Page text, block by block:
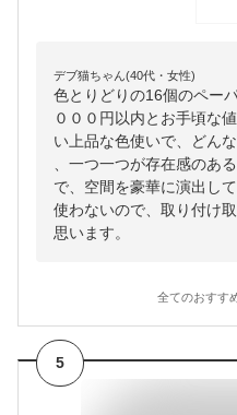
デブ猫ちゃん(40代・女性)
色とりどりの16個のペー
０００円以内とお手頃な
い上品な色使いで、どん
、一つ一つが存在感のあ
で、空間を豪華に演出し
使わないので、取り付け
思います。
全てのおすす
5